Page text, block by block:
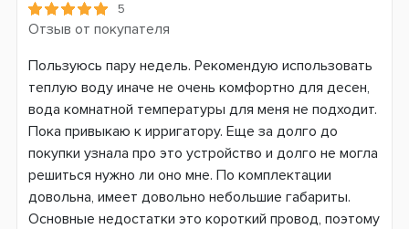
5
Отзыв от покупателя
Пользуюсь пару недель. Рекомендую использовать
теплую воду иначе не очень комфортно для десен,
вода комнатной температуры для меня не подходит.
Пока привыкаю к ирригатору. Еще за долго до
покупки узнала про это устройство и долго не могла
решиться нужно ли оно мне. По комплектации
довольна, имеет довольно небольшие габариты.
Основные недостатки это короткий провод, поэтому